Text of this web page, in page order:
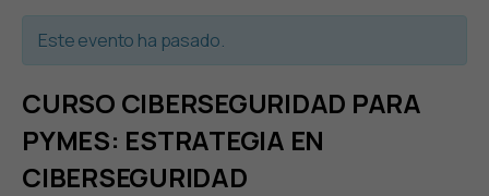
Este evento ha pasado.
CURSO CIBERSEGURIDAD PARA
PYMES: ESTRATEGIA EN
CIBERSEGURIDAD